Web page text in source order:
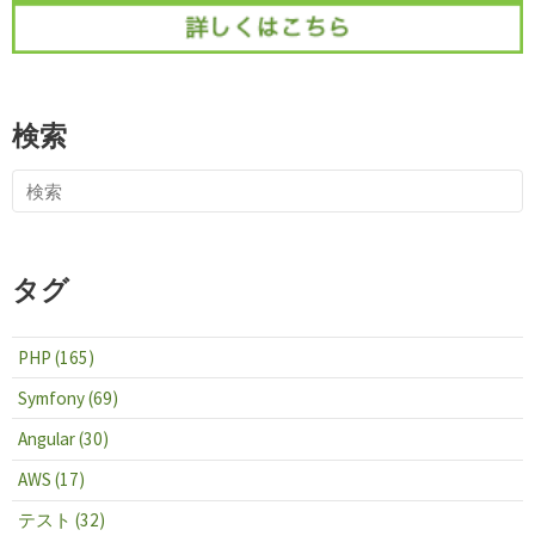
検索
タグ
PHP (165)
Symfony (69)
Angular (30)
AWS (17)
テスト (32)